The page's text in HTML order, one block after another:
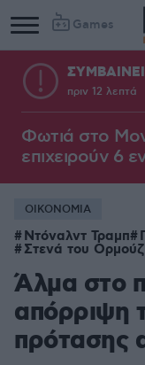
Games
πριν 12 λεπτά
Φωτιά στο
επιχειρούν 6
ΟΙΚΟΝΟΜΙΑ
Ντόναλντ Τραμπ
Στενά του Ορμούζ
Άλμα στο
απόρριψη
πρότασης